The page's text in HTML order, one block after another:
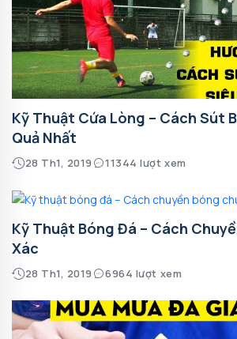
Kỹ Thuật Cứa Lòng – Cách Sút
Quả Nhất
28 Th1, 2019 11344 lượt xem
Kỹ Thuật Bóng Đá – Cách
Xác
28 Th1, 2019 6964 lượt xem